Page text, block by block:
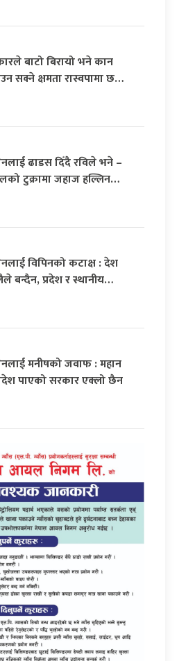
बाटो बिरायो भने कान
सक्ने क्षमता रास्वपामा छ…
ढाडस दिँदै रविले भने –
टुक्रामा जहाज हल्लिन…
विपिनको कटाक्ष : देश
बन्दैन, प्रदेश र स्थानीय…
मनीषको जवाफ : महान
पाएको सरकार एक्लो छैन